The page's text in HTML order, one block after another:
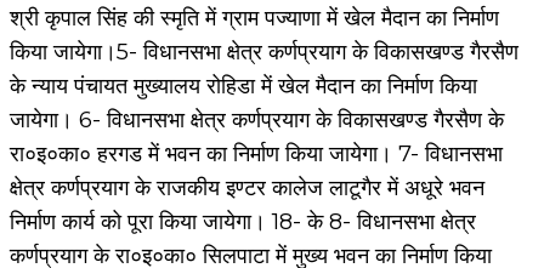
श्री कृपाल सिंह की स्मृति में ग्राम पज्याणा में खेल मैदान का निर्माण
किया जायेगा।5- विधानसभा क्षेत्र कर्णप्रयाग के विकासखण्ड गैरसैण
के न्याय पंचायत मुख्यालय रोहिडा में खेल मैदान का निर्माण किया
जायेगा। 6- विधानसभा क्षेत्र कर्णप्रयाग के विकासखण्ड गैरसैण के
रा०इ०का० हरगड में भवन का निर्माण किया जायेगा। 7- विधानसभा
क्षेत्र कर्णप्रयाग के राजकीय इण्टर कालेज लाटूगैर में अधूरे भवन
निर्माण कार्य को पूरा किया जायेगा। 18- के 8- विधानसभा क्षेत्र
कर्णप्रयाग के रा०इ०का० सिलपाटा में मुख्य भवन का निर्माण किया